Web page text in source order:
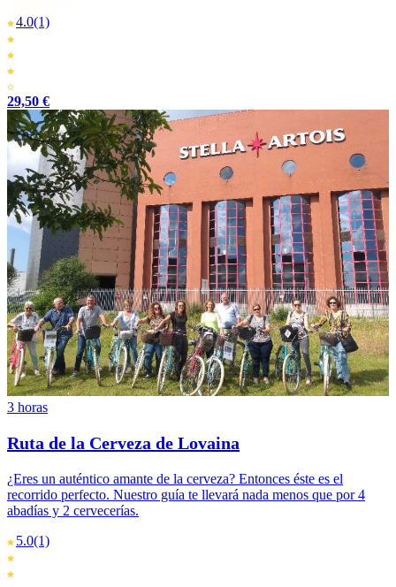
4.0(1)
29,50 €
3 horas
Ruta de la Cerveza de Lovaina
¿Eres un auténtico amante de la cerveza? Entonces éste es el
recorrido perfecto. Nuestro guía te llevará nada menos que por 4
abadías y 2 cervecerías.
5.0(1)